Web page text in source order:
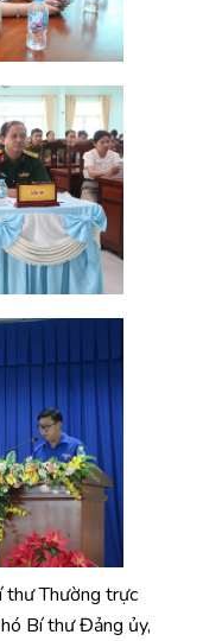
thư Thường trực
Bí thư Đảng ủy,